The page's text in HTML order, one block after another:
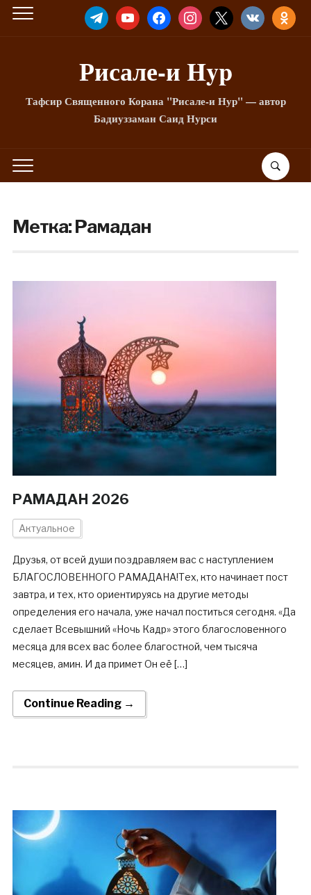
TELEGRAMYOUTUBEFACEBOOKINSTAGRAM
X VKONTAKTE
Рисале-и Hyp
Тафсир Священного Корана "Рисале-и Нур" — автор
Бадиуззаман Саид Нурси
Метка:Рамадан
РАМАДАН 2026
Актуальное
Друзья, от всей души поздравляем вас с наступлением
БЛАГОСЛОВЕННОГО РАМАДАНА!Тех, кто начинает пост
завтра, и тех, кто ориентируясь на другие методы
определения его начала, уже начал поститься сегодня. «Да
сделает Всевышний «Ночь Кадр» этого благословенного
месяца для всех вас более благостной, чем тысяча
месяцев, амин. И да примет Он её […]
Continue Reading →